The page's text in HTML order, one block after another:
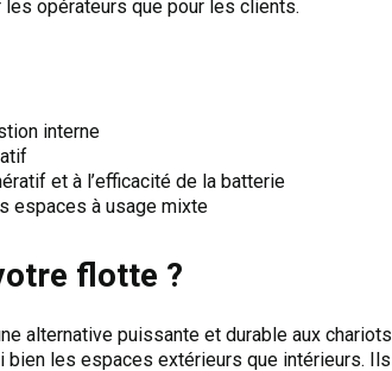
opérateurs que pour les clients.
interne
et à l’efficacité de la batterie
espaces à usage mixte
flotte ?
alternative puissante et durable aux chariots
les espaces extérieurs que intérieurs. Ils